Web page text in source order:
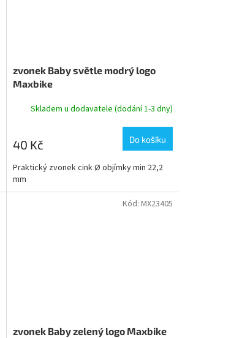
zvonek Baby světle modrý logo
Maxbike
Skladem u dodavatele (dodání 1-3 dny)
40 Kč Do košíku
Praktický zvonek cink Ø objímky min 22,2
mm
zvonek Baby zelený logo Maxbike
Kód: MX23405